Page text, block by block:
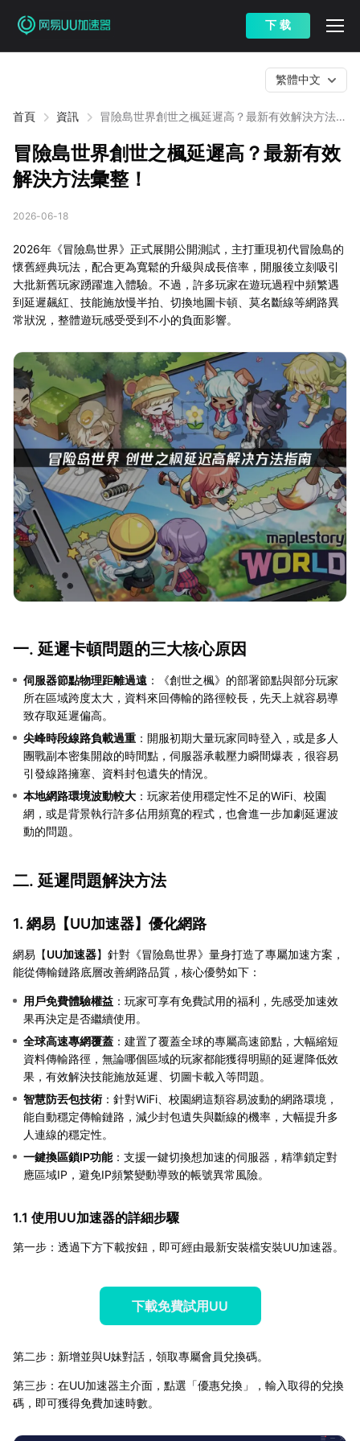
下 载
首頁 資訊
冒險島世界創世之楓延遲高？最新有效解決方法彙
繁體中文
冒險島世界創世之楓延遲高？最新有效
解決方法彙整！
2026-06-18
2026年《冒險島世界》正式展開公開測試，主打重現初代冒險島的
懷舊經典玩法，配合更為寬鬆的升級與成長倍率，開服後立刻吸引
大批新舊玩家踴躍進入體驗。不過，許多玩家在遊玩過程中頻繁遇
到延遲飆紅、技能施放慢半拍、切換地圖卡頓、莫名斷線等網路異
常狀況，整體遊玩感受受到不小的負面影響。
一. 延遲卡頓問題的三大核心原因
伺服器節點物理距離過遠 ：《創世之楓》的部署節點與部分玩家
所在區域跨度太大，資料來回傳輸的路徑較長，先天上就容易導
致存取延遲偏高。
尖峰時段線路負載過重 ：開服初期大量玩家同時登入，或是多人
團戰副本密集開啟的時間點，伺服器承載壓力瞬間爆表，很容易
引發線路擁塞、資料封包遺失的情況。
本地網路環境波動較大 ：玩家若使用穩定性不足的WiFi、校園
網，或是背景執行許多佔用頻寬的程式，也會進一步加劇延遲波
動的問題。
二. 延遲問題解決方法
1. 網易【UU加速器】優化網路
網易【UU加速器】針對《冒險島世界》量身打造了專屬加速方案，
能從傳輸鏈路底層改善網路品質，核心優勢如下：
用戶免費體驗權益 ：玩家可享有免費試用的福利，先感受加速效
果再決定是否繼續使用。
全球高速專網覆蓋 ：建置了覆蓋全球的專屬高速節點，大幅縮短
資料傳輸路徑，無論哪個區域的玩家都能獲得明顯的延遲降低效
果，有效解決技能施放延遲、切圖卡載入等問題。
智慧防丟包技術 ：針對WiFi、校園網這類容易波動的網路環境，
能自動穩定傳輸鏈路，減少封包遺失與斷線的機率，大幅提升多
人連線的穩定性。
一鍵換區鎖IP功能：支援一鍵切換想加速的伺服器，精準鎖定對
應區域IP，避免IP頻繁變動導致的帳號異常風險。
1.1 使用UU加速器的詳細步驟
第一步：透過下方下載按鈕，即可經由最新安裝檔安裝UU加速器。
下載免費試用UU
第二步：新增並與U妹對話，領取專屬會員兌換碼。
第三步：在UU加速器主介面，點選「優惠兌換」，輸入取得的兌換
碼，即可獲得免費加速時數。